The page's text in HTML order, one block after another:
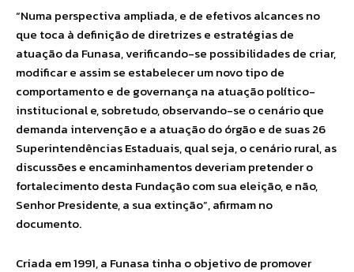
“Numa perspectiva ampliada, e de efetivos alcances no
que toca à definição de diretrizes e estratégias de
atuação da Funasa, verificando-se possibilidades de criar,
modificar e assim se estabelecer um novo tipo de
comportamento e de governança na atuação político-
institucional e, sobretudo, observando-se o cenário que
demanda intervenção e a atuação do órgão e de suas 26
Superintendências Estaduais, qual seja, o cenário rural, as
discussões e encaminhamentos deveriam pretender o
fortalecimento desta Fundação com sua eleição, e não,
Senhor Presidente, a sua extinção”, afirmam no
documento.
Criada em 1991, a Funasa tinha o objetivo de promover